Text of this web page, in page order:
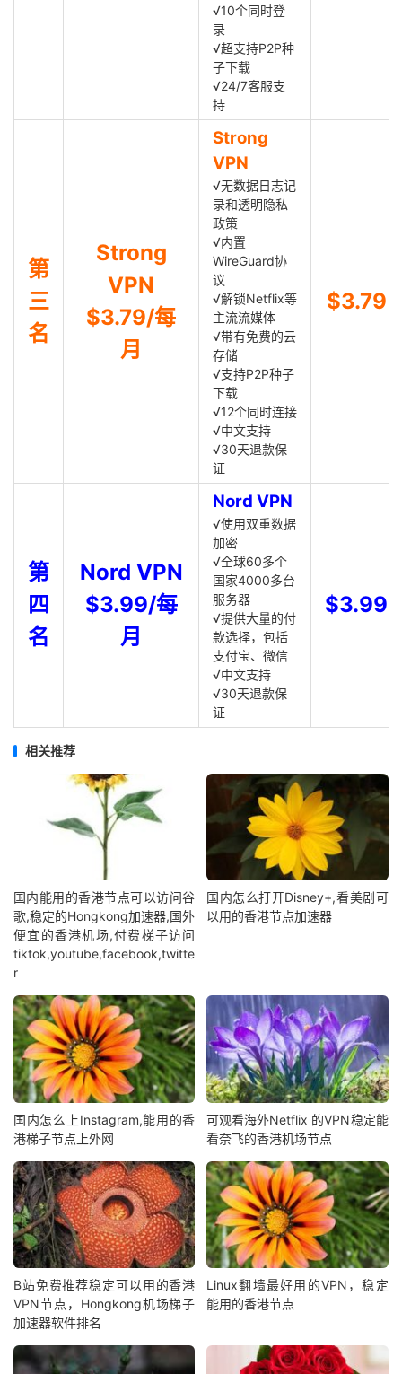
√10个同时登
录
√超支持P2P种
子下载
√24/7客服支
持
第
三
名
Strong
VPN
$3.79/每
月
Strong
VPN
√无数据日志记
录和透明隐私
政策
√内置
WireGuard协
议
√解锁Netflix等
主流流媒体
√带有免费的云
存储
√支持P2P种子
下载
√12个同时连接
√中文支持
√30天退款保
证
$3.79
第
四
名
Nord VPN
$3.99/每
月
Nord VPN
√使用双重数据
加密
√全球60多个
国家4000多台
服务器
√提供大量的付
款选择，包括
支付宝、微信
√中文支持
√30天退款保
证
$3.99
相关推荐
国内能用的香港节点可以访问谷
歌,稳定的Hongkong加速器,国外
便宜的香港机场,付费梯子访问
tiktok,youtube,facebook,twitte
r
国内怎么打开Disney+,看美剧可
以用的香港节点加速器
国内怎么上Instagram,能用的香
港梯子节点上外网
可观看海外Netflix 的VPN稳定能
看奈飞的香港机场节点
B站免费推荐稳定可以用的香港
VPN节点，Hongkong机场梯子
加速器软件排名
Linux翻墙最好用的VPN，稳定
能用的香港节点